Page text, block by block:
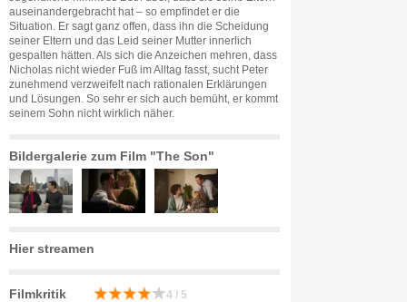
auseinandergebracht hat – so empfindet er die
Situation. Er sagt ganz offen, dass ihn die Scheidung
seiner Eltern und das Leid seiner Mutter innerlich
gespalten hätten. Als sich die Anzeichen mehren, dass
Nicholas nicht wieder Fuß im Alltag fasst, sucht Peter
zunehmend verzweifelt nach rationalen Erklärungen
und Lösungen. So sehr er sich auch bemüht, er kommt
seinem Sohn nicht wirklich näher.
Bildergalerie zum Film "The Son"
Hier streamen
Filmkritik 4 / 5